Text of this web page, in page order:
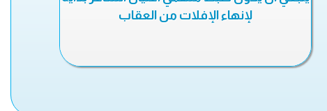
لإنهاء الإفلات من العقاب